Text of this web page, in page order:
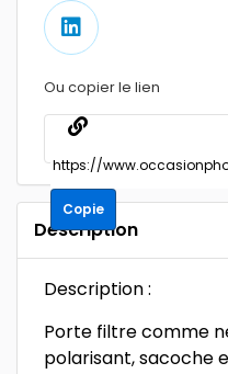
Ou copier le lien
Copie
Description
Description :
Porte filtre comme
polarisant, sacoche